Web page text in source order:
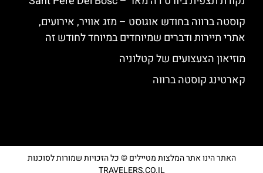
קוסטה ברווה בחודש אוגוסט – מזג אוויר, אירועים,
אתרי תיירות ודברים שמיוחדים במיוחד לחודש זה
מוזיאון הצעצועים של קטלוניה
קארטינג קוסטה ברווה
האתר הינו אתר המלצות מטיילים © כל הזכויות שמורות לסוכנות